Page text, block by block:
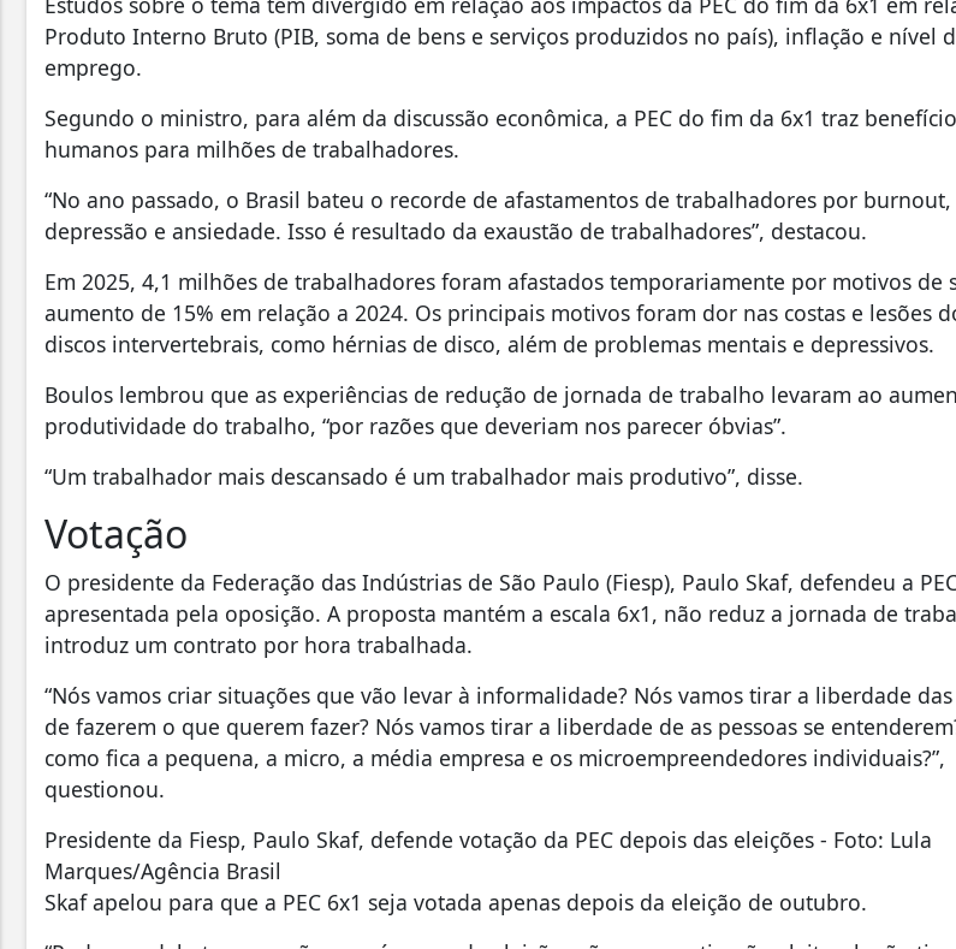
Produto Interno Bruto (PIB, soma de bens e serviços produzidos no país), inflação e nível
emprego.
Segundo o ministro, para além da discussão econômica, a PEC do fim da 6x1 traz
humanos para milhões de trabalhadores.
“No ano passado, o Brasil bateu o recorde de afastamentos de trabalhadores por burnout,
depressão e ansiedade. Isso é resultado da exaustão de trabalhadores”, destacou.
Em 2025, 4,1 milhões de trabalhadores foram afastados temporariamente por motivos de
aumento de 15% em relação a 2024. Os principais motivos foram dor nas costas e lesões
discos intervertebrais, como hérnias de disco, além de problemas mentais e depressivos.
Boulos lembrou que as experiências de redução de jornada de trabalho levaram ao
produtividade do trabalho, “por razões que deveriam nos parecer óbvias”.
“Um trabalhador mais descansado é um trabalhador mais produtivo”, disse.
Votação
O presidente da Federação das Indústrias de São Paulo (Fiesp), Paulo Skaf, defendeu a
apresentada pela oposição. A proposta mantém a escala 6x1, não reduz a jornada de
introduz um contrato por hora trabalhada.
“Nós vamos criar situações que vão levar à informalidade? Nós vamos tirar a liberdade das
de fazerem o que querem fazer? Nós vamos tirar a liberdade de as pessoas se
como fica a pequena, a micro, a média empresa e os microempreendedores individuais?”,
questionou.
Presidente da Fiesp, Paulo Skaf, defende votação da PEC depois das eleições - Foto: Lula
Marques/Agência Brasil
Skaf apelou para que a PEC 6x1 seja votada apenas depois da eleição de outubro.